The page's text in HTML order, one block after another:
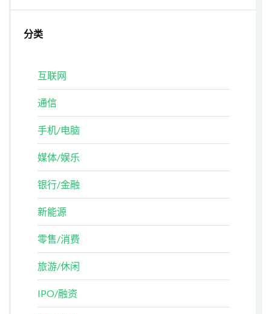
分类
互联网
通信
手机/电脑
媒体/娱乐
银行/金融
新能源
零售/消费
旅游/休闲
IPO/融资